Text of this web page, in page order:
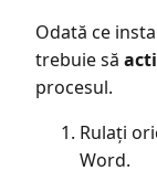
Odată ce
trebuie să
procesul.
Rulați
Word.